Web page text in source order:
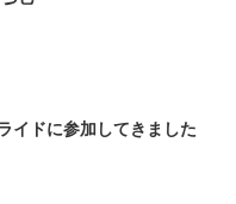
イドに参加してきました